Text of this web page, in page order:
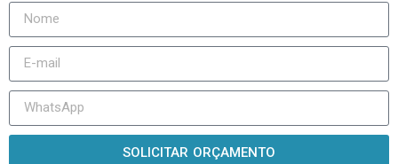
SOLICITAR ORÇAMENTO